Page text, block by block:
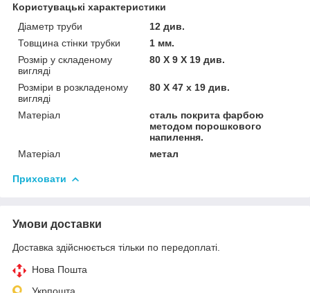
Користувацькі характеристики
Діаметр труби
12 див.
Товщина стінки трубки
1 мм.
Розмір у складеному
вигляді
80 Х 9 Х 19 див.
Розміри в розкладеному
вигляді
80 Х 47 х 19 див.
Матеріал
сталь покрита фарбою
методом порошкового
напилення.
Матеріал
метал
Приховати
Умови доставки
Доставка здійснюється тільки по передоплаті.
Нова Пошта
Укрпошта